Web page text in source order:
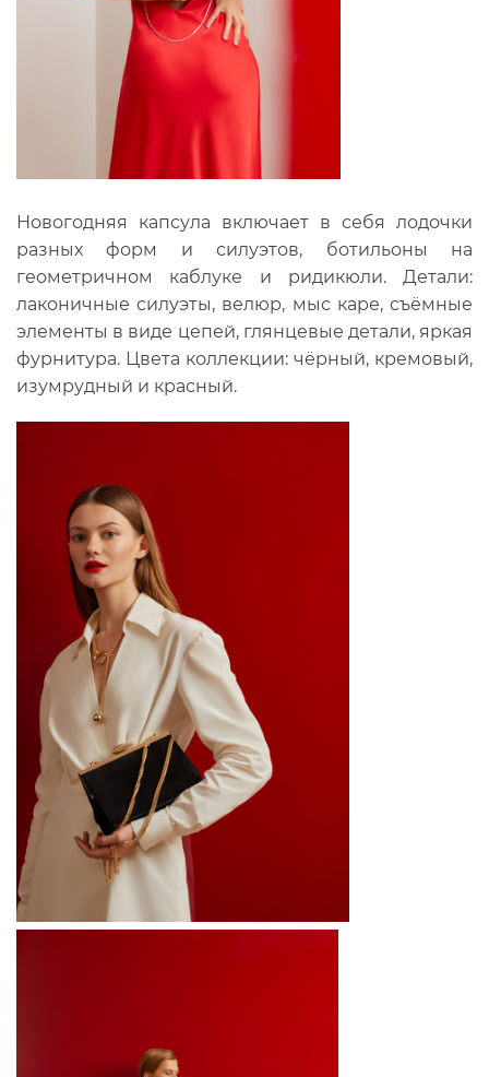
Новогодняя капсула включает в себя лодочки
разных форм и силуэтов, ботильоны на
геометричном каблуке и ридикюли. Детали:
лаконичные силуэты, велюр, мыс каре, съёмные
элементы в виде цепей, глянцевые детали, яркая
фурнитура. Цвета коллекции: чёрный, кремовый,
изумрудный и красный.